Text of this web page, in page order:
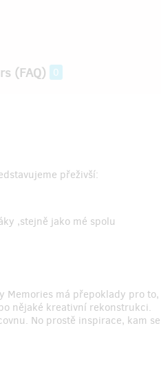
(FAQ) 0
přeživší:
,stejně jako mé spolu
Memories má přepoklady pro to,
nějaké kreativní rekonstrukci.
No prostě inspirace, kam se